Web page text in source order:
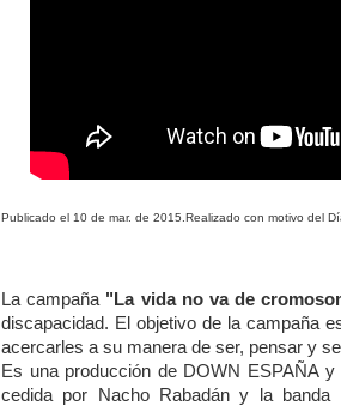
Publicado el 10 de mar. de 2015.Realizado con motivo del
La campaña "La vida no va de
discapacidad. El objetivo de la campaña
acercarles a su manera de ser, pensar y
Es una producción de DOWN ESPAÑA
cedida por Nacho Rabadán y la